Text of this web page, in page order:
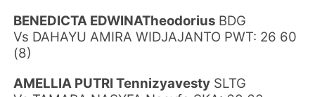
BENEDICTA EDWINATheodorius BDG
Vs DAHAYU AMIRA WIDJAJANTO PWT: 26 60
(8)
AMELLIA PUTRI Tennizyavesty SLTG